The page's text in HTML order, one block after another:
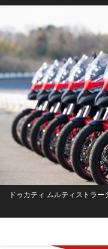
ドゥカティ ムルティストラー